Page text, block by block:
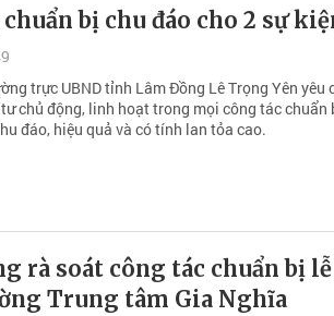
bị chu đáo cho 2 sự
trực UBND tỉnh Lâm Đồng Lê Trọng Yên yêu
chủ động, linh hoạt trong mọi công tác chuẩn
đáo, hiệu quả và có tính lan tỏa cao.
rà soát công tác chuẩn bị
Trung tâm Gia Nghĩa